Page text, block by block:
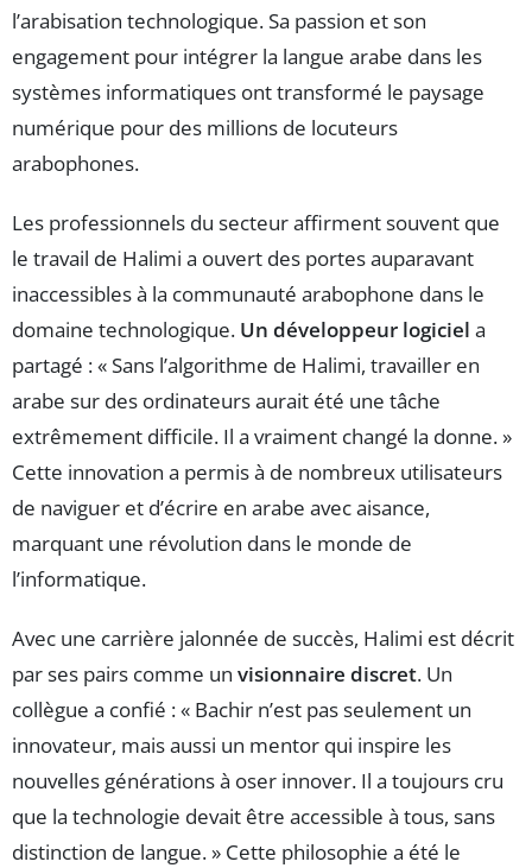
l’arabisation technologique. Sa passion et son
engagement pour intégrer la langue arabe dans les
systèmes informatiques ont transformé le paysage
numérique pour des millions de locuteurs
arabophones.
Les professionnels du secteur affirment souvent que
le travail de Halimi a ouvert des portes auparavant
inaccessibles à la communauté arabophone dans le
domaine technologique. Un développeur logiciel a
partagé : « Sans l’algorithme de Halimi, travailler en
arabe sur des ordinateurs aurait été une tâche
extrêmement difficile. Il a vraiment changé la donne. »
Cette innovation a permis à de nombreux utilisateurs
de naviguer et d’écrire en arabe avec aisance,
marquant une révolution dans le monde de
l’informatique.
Avec une carrière jalonnée de succès, Halimi est décrit
par ses pairs comme un visionnaire discret. Un
collègue a confié : « Bachir n’est pas seulement un
innovateur, mais aussi un mentor qui inspire les
nouvelles générations à oser innover. Il a toujours cru
que la technologie devait être accessible à tous, sans
distinction de langue. » Cette philosophie a été le